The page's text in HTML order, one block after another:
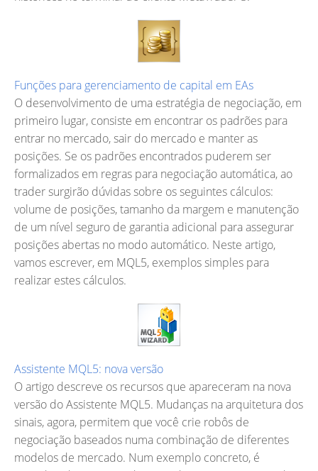
Funções para gerenciamento de capital em EAs
O desenvolvimento de uma estratégia de negociação, em
primeiro lugar, consiste em encontrar os padrões para
entrar no mercado, sair do mercado e manter as
posições. Se os padrões encontrados puderem ser
formalizados em regras para negociação automática, ao
trader surgirão dúvidas sobre os seguintes cálculos:
volume de posições, tamanho da margem e manutenção
de um nível seguro de garantia adicional para assegurar
posições abertas no modo automático. Neste artigo,
vamos escrever, em MQL5, exemplos simples para
realizar estes cálculos.
Assistente MQL5: nova versão
O artigo descreve os recursos que apareceram na nova
versão do Assistente MQL5. Mudanças na arquitetura dos
sinais, agora, permitem que você crie robôs de
negociação baseados numa combinação de diferentes
modelos de mercado. Num exemplo concreto, é